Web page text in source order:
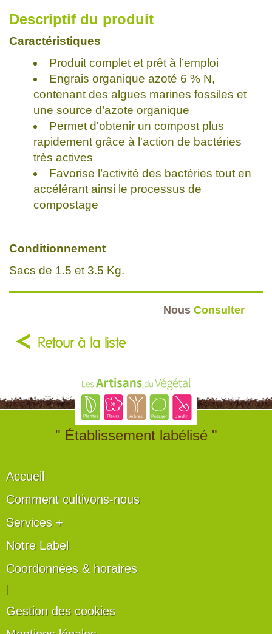
Descriptif du produit
Caractéristiques
Produit complet et prêt à l’emploi
Engrais organique azoté 6 % N,
contenant des algues marines fossiles et
une source d’azote organique
Permet d'obtenir un compost plus
rapidement grâce à l'action de bactéries
très actives
Favorise l’activité des bactéries tout en
accélérant ainsi le processus de
compostage
Conditionnement
Sacs de 1.5 et 3.5 Kg.
Nous Consulter
Retour à la liste
" Établissement labélisé "
Accueil
Comment cultivons-nous
Services +
Notre Label
Coordonnées & horaires
Gestion des cookies